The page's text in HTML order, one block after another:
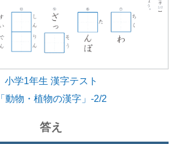
小学1年生 漢字テスト
「動物・植物の漢字」-2/2
答え